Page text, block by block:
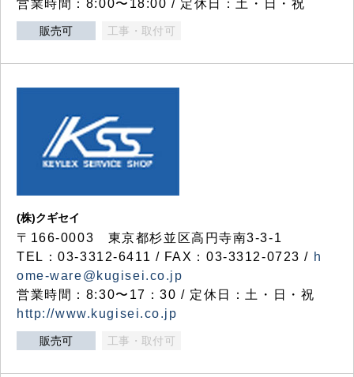
営業時間：8:00〜18:00 / 定休日：土・日・祝
販売可 工事・取付可
(株)クギセイ
〒166-0003 東京都杉並区高円寺南3-3-1
TEL：03-3312-6411 / FAX：03-3312-0723 / h
ome-ware@kugisei.co.jp
営業時間：8:30〜17：30 / 定休日：土・日・祝
http://www.kugisei.co.jp
販売可 工事・取付可